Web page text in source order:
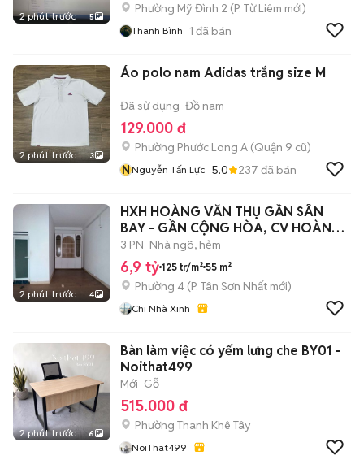
2 phút trước 5
Phường Mỹ Đình 2 (P. Từ Liêm mới)
Thanh Bình 1 đã bán
2 phút trước 3
Áo polo nam Adidas trắng size M
Đã sử dụng Đồ nam
129.000 đ
Phường Phước Long A (Quận 9 cũ)
NNguyễn Tấn Lực 5.0 237 đã bán
2 phút trước 4
HXH HOÀNG VĂN THỤ GẦN SÂN
BAY - GẦN CỘNG HÒA, CV HOÀNG
VĂN THỤ.
3 PN Nhà ngõ, hẻm
6,9 tỷ 125 tr/m² 55 m²
Phường 4 (P. Tân Sơn Nhất mới)
Chi Nhà Xinh
2 phút trước 6
Bàn làm việc có yếm lưng che BY01 -
Noithat499
Mới Gỗ
515.000 đ
Phường Thanh Khê Tây
NoiThat499